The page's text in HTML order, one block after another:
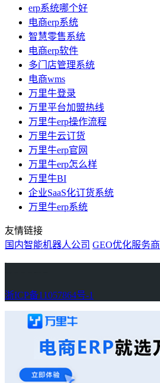
erp系统哪个好
电商erp系统
智慧零售系统
电商erp软件
多门店管理系统
电商wms
万里牛登录
万里平台加盟热线
万里牛erp操作流程
万里牛云订货
万里牛erp官网
万里牛erp怎么样
万里牛BI
企业SaaS化订货系统
万里牛erp系统
友情链接
国内智能机器人公司 GEO优化服务商
浙ICP备11057864号-1